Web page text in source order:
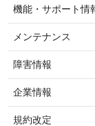
機能・サポート情
メンテナンス
障害情報
企業情報
規約改定